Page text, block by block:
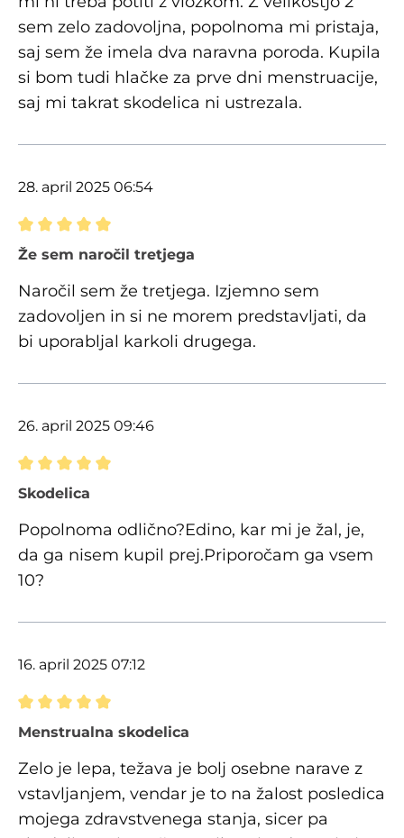
sem zelo zadovoljna, popolnoma mi pristaja,
saj sem že imela dva naravna poroda. Kupila
si bom tudi hlačke za prve dni menstruacije,
saj mi takrat skodelica ni ustrezala.
28. april 2025 06:54
Ocena z oceno 5 od 5 zvezdic
Že sem naročil tretjega
Naročil sem že tretjega. Izjemno sem
zadovoljen in si ne morem predstavljati, da
bi uporabljal karkoli drugega.
26. april 2025 09:46
Ocena z oceno 5 od 5 zvezdic
Skodelica
Popolnoma odlično?Edino, kar mi je žal, je,
da ga nisem kupil prej.Priporočam ga vsem
10?
16. april 2025 07:12
Ocena z oceno 5 od 5 zvezdic
Menstrualna skodelica
Zelo je lepa, težava je bolj osebne narave z
vstavljanjem, vendar je to na žalost posledica
mojega zdravstvenega stanja, sicer pa